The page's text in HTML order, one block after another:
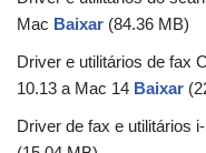
Mac Baixar (84.36 MB)
Driver e utilitários de fax
10.13 a Mac 14 Baixar
Driver de fax e utilitários